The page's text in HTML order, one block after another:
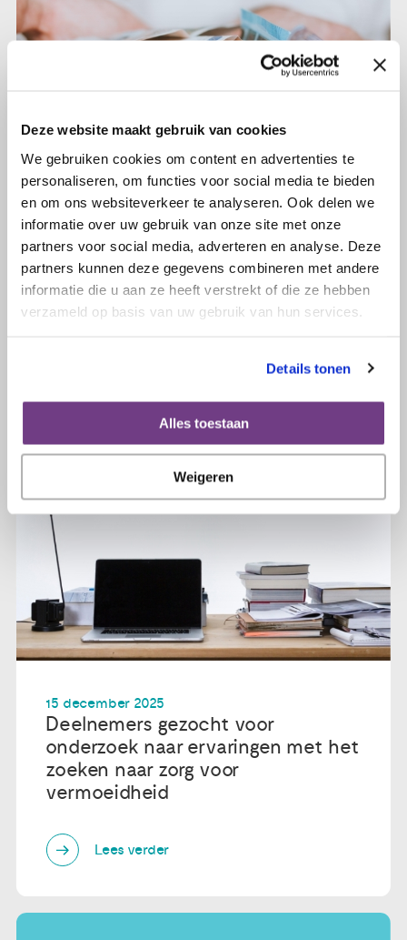
Deze website maakt gebruik van cookies
We gebruiken cookies om content en advertenties te
personaliseren, om functies voor social media te bieden
en om ons websiteverkeer te analyseren. Ook delen we
informatie over uw gebruik van onze site met onze
partners voor social media, adverteren en analyse. Deze
partners kunnen deze gegevens combineren met andere
informatie die u aan ze heeft verstrekt of die ze hebben
verzameld op basis van uw gebruik van hun services.
Details tonen
Alles toestaan
Weigeren
18 december 2025
Ontvangen donaties voor Olijf
15 december 2025
Deelnemers gezocht voor
onderzoek naar ervaringen met het
zoeken naar zorg voor
vermoeidheid
Lees verder